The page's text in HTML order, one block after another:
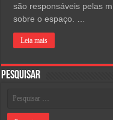
são responsáveis pelas
sobre o espaço. …
Leia mais
Pesquisar